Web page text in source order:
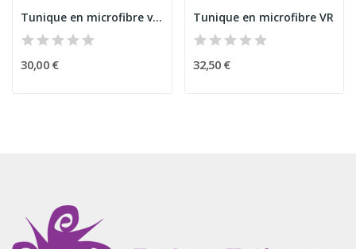
Tunique en microfibre verte
30,00 €
Tunique en microfibre VR
32,50 €